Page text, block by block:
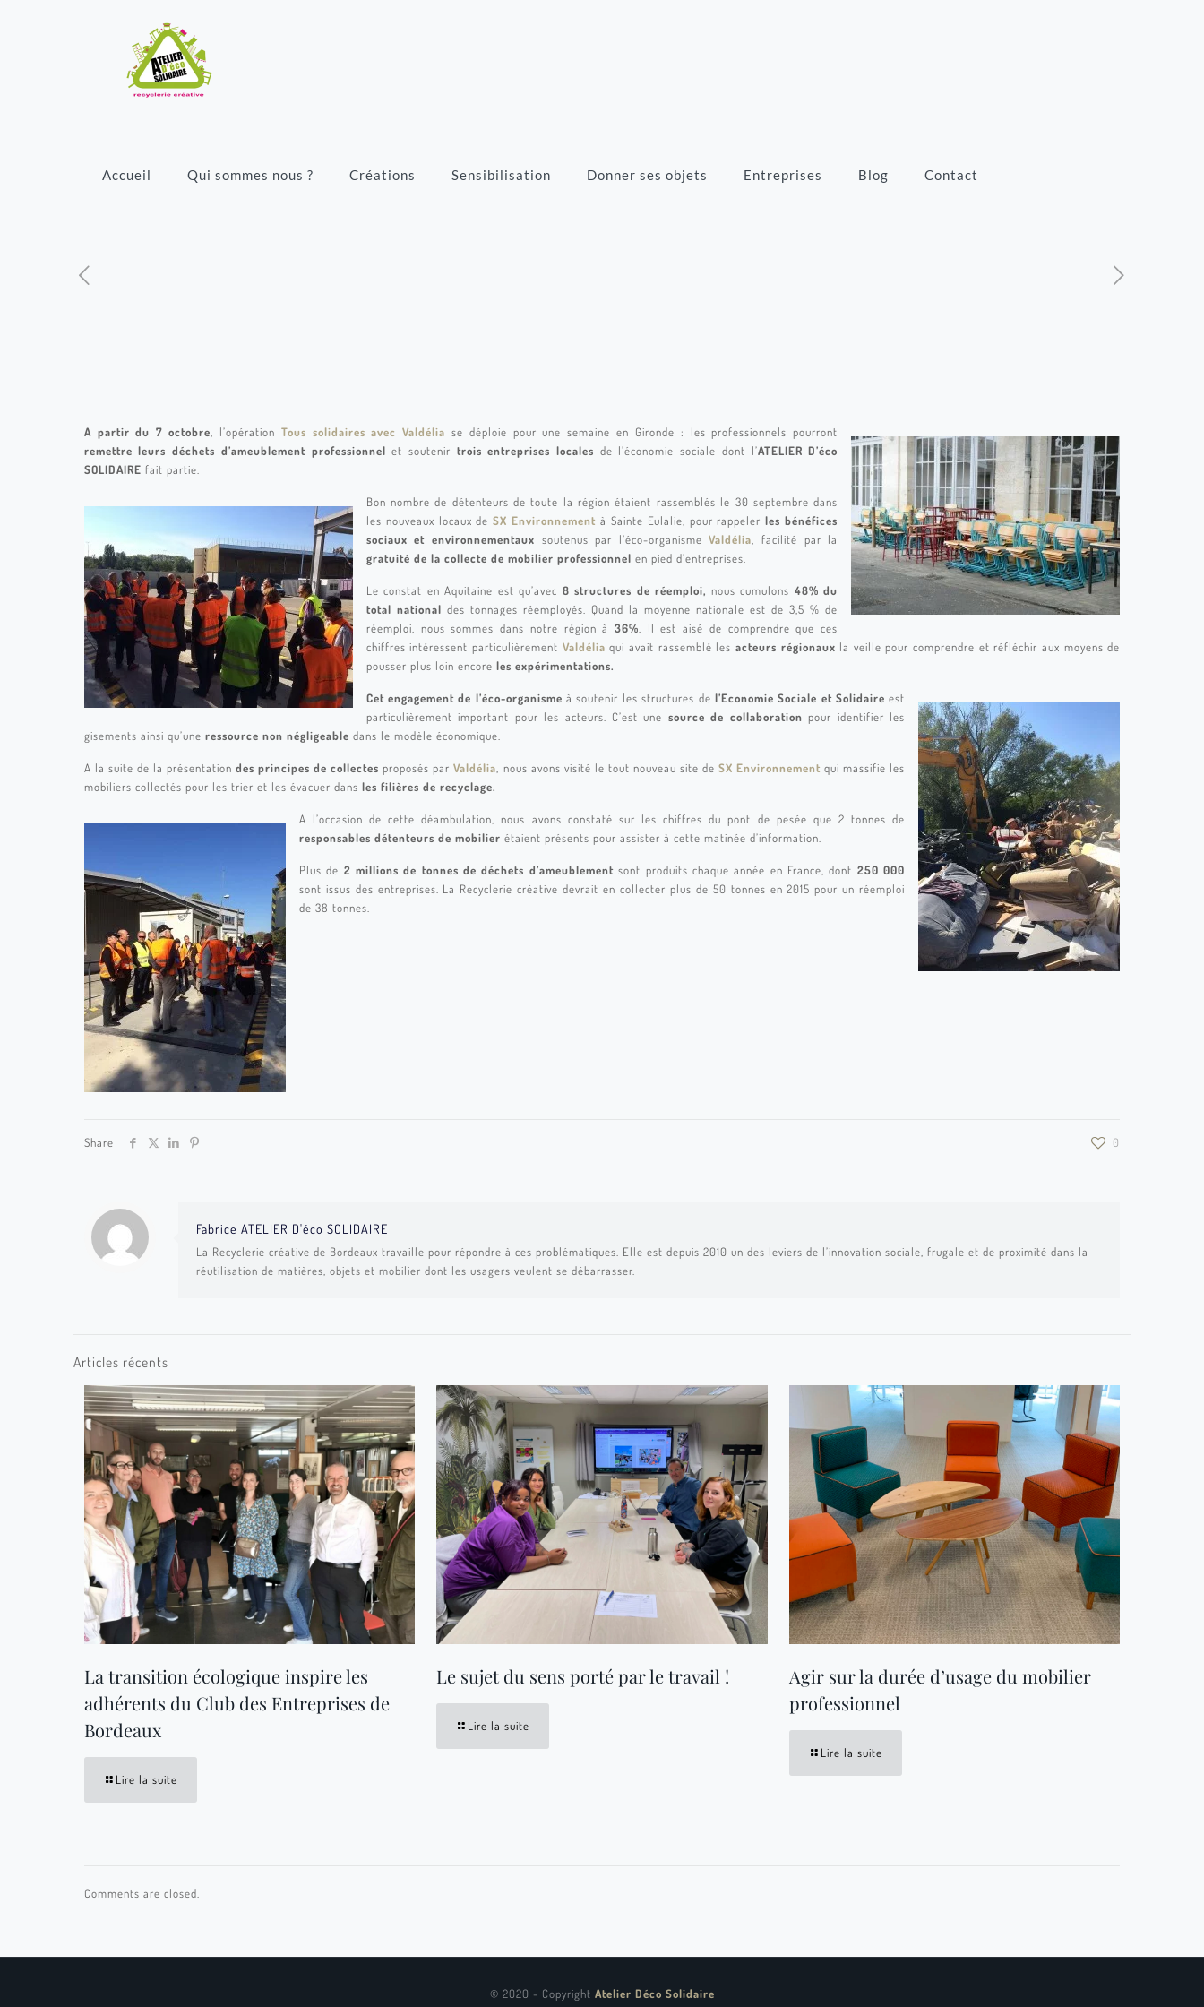
Accueil Qui sommes nous ? Créations Sensibilisation Donner ses objets Entreprises Blog Contact
A partir du 7 octobre , l’opération Tous solidaires avec Valdélia se déploie pour une semaine en Gironde : les professionnels pourront
remettre leurs déchets d’ameublement professionnel et soutenir trois entreprises locales de l’économie sociale dont l’ATELIER D’éco
SOLIDAIRE fait partie.
Bon nombre de détenteurs de toute la région étaient rassemblés le 30 septembre dans
les nouveaux locaux deSX Environnement à Sainte Eulalie, pour rappelerles bénéfices
sociaux et environnementaux soutenus par l’éco-organismeValdélia , facilité par la
gratuité de la collecte de mobilier professionnel en pied d’entreprises.
Le constat en Aquitaine est qu’avec 8 structures de réemploi, nous cumulons 48% du
total national des tonnages réemployés. Quand la moyenne nationale est de 3,5 % de
réemploi, nous sommes dans notre région à 36% . Il est aisé de comprendre que ces
chiffres intéressent particulièrement Valdélia qui avait rassemblé les acteurs régionaux la veille pour comprendre et réfléchir aux moyens de
pousser plus loin encore les expérimentations.
Cet engagement de l’éco-organisme à soutenir les structures de l’Economie Sociale et Solidaire est
particulièrement important pour les acteurs. C’est une source de collaboration pour identifier les
gisements ainsi qu’une ressource non négligeable dans le modèle économique.
A la suite de la présentationdes principes de collectes proposés parValdélia , nous avons visité le tout nouveau site de SX Environnement qui massifie les
mobiliers collectés pour les trier et les évacuer dans les filières de recyclage.
A l’occasion de cette déambulation, nous avons constaté sur les chiffres du pont de pesée que 2 tonnes de
responsables détenteurs de mobilier étaient présents pour assister à cette matinée d’information.
Plus de 2 millions de tonnes de déchets d’ameublementsont produits chaque année en France, dont 250 000
sont issus des entreprises. La Recyclerie créative devrait en collecter plus de 50 tonnes en 2015 pour un réemploi
de 38 tonnes.
Share 0
Fabrice ATELIER D'éco SOLIDAIRE
La Recyclerie créative de Bordeaux travaille pour répondre à ces problématiques. Elle est depuis 2010 un des leviers de l’innovation sociale, frugale et de proximité dans la
réutilisation de matières, objets et mobilier dont les usagers veulent se débarrasser.
Articles récents
La transition écologique inspire les
adhérents du Club des Entreprises de
Bordeaux
Lire la suite
Le sujet du sens porté par le travail !
Lire la suite
Agir sur la durée d’usage du mobilier
professionnel
Lire la suite
Comments are closed.
© 2020 - Copyright Atelier Déco Solidaire